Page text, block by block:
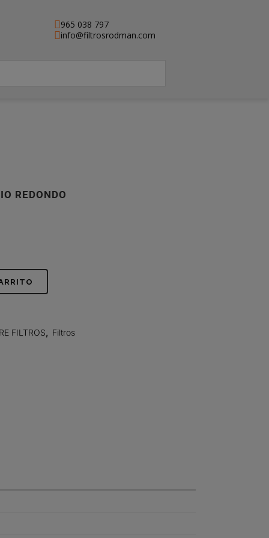
965 038 797
info@filtrosrodman.com
REDONDO
FILTROS Filtros